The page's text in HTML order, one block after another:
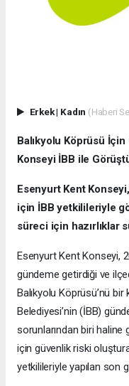
Erkek| Kadın (Haberi
Balıkyolu Köprüsü
Konseyi İBB ile
Esenyurt Kent
için İBB yetkilileriyle
süreci için hazırlıklar
Esenyurt Kent Konseyi,
gündeme getirdiği ve
Balıkyolu Köprüsü’nü
Belediyesi’nin (İBB)
sorunlarından biri
için güvenlik riski
yetkilileriyle yapılan son